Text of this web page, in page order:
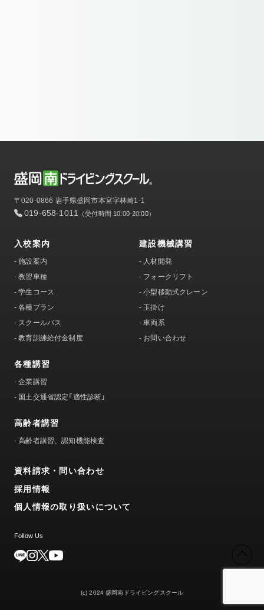
〒020-0866 岩手県盛岡市本宮字林崎1-1
019-658-1011 （受付時間 10:00-20:00）
入校案内
-施設案内
-教習車種
-学生コース
-各種プラン
- スクールバス
-教育訓練給付金制度
各種講習
-企業講習
- 国土交通省認定「適性診断」
高齢者講習
-高齢者講習、認知機能検査
建設機械講習
- 人材開発
- フォークリフト
-小型移動式クレーン
- 玉掛け
-車両系
- お問い合わせ
資料請求・問い合わせ
採用情報
個人情報の取り扱いについて
Follow Us
(c) 2024 盛岡南ドライビングスクール